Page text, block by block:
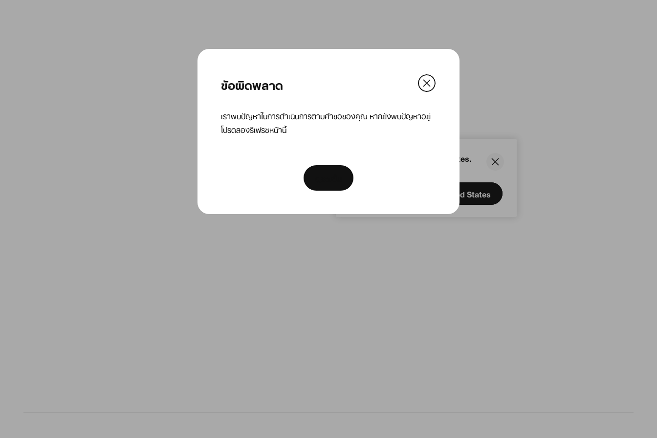
We think you are in United States.
Update your location?
United States
ข้อผิดพลาด
เราพบปัญหาในการดำเนินการตามคำขอของคุณ หากยังพบปัญหาอยู่
โปรดลองรีเฟรชหน้านี้